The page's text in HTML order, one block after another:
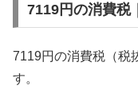
7119円の消費税
7119円の消費税（税
す。